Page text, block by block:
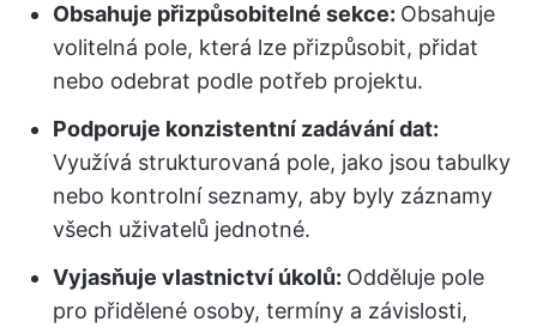
Obsahuje přizpůsobitelné sekce: Obsahuje
volitelná pole, která lze přizpůsobit, přidat
nebo odebrat podle potřeb projektu.
Podporuje konzistentní zadávání dat:
Využívá strukturovaná pole, jako jsou tabulky
nebo kontrolní seznamy, aby byly záznamy
všech uživatelů jednotné.
Vyjasňuje vlastnictví úkolů: Odděluje pole
pro přidělené osoby, termíny a závislosti,